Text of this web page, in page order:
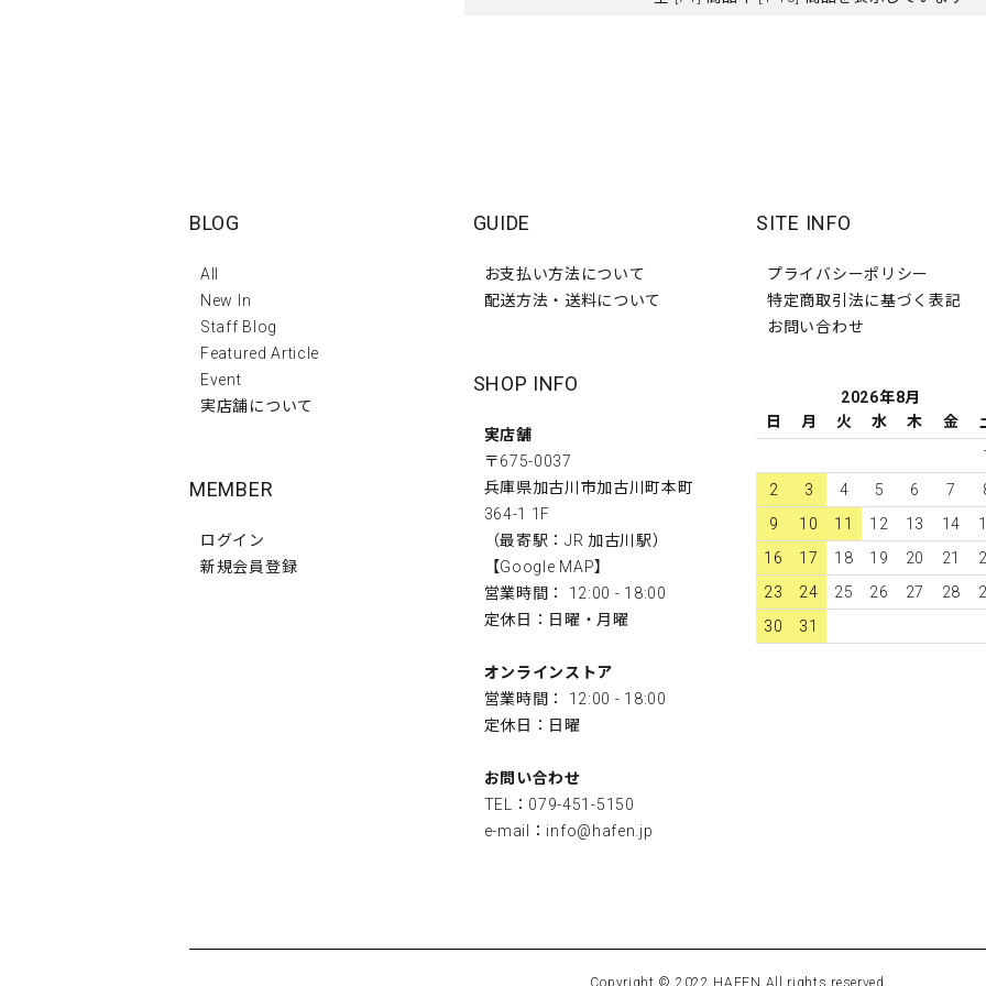
BLOG
All
New In
Staff Blog
Featured Article
Event
実店舗について
MEMBER
ログイン
新規会員登録
GUIDE
お支払い方法について
配送方法・送料について
SHOP INFO
実店舗
〒675-0037
兵庫県加古川市加古川町本町
364-1 1F
（最寄駅：JR 加古川駅）
【Google MAP】
営業時間： 12:00 - 18:00
定休日：日曜・月曜
オンラインストア
営業時間： 12:00 - 18:00
定休日：日曜
お問い合わせ
TEL：079-451-5150
e-mail： info@hafen.jp
SITE INFO
プライバシーポリシー
特定商取引法に基づく表記
お問い合わせ
2026年8月
日
月 火 水 木 金
2
3 4 5 6 7
9
10 11 12 13 14
16
17 18 19 20 21
23
24 25 26 27 28
30
31
Copyright © 2022 HAFEN All rights reserved.